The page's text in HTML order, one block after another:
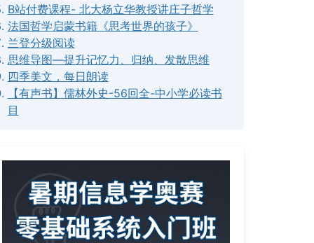
B站付费课程- 北大杨立华教授讲庄子哲学
法国哲学启蒙书籍《思考世界的孩子》
兰登分级阅读
思维导图—提升记忆力、归纳、发散思维
四季美文，每日朗读
【有声书】儒林外史-56回全-中小学必读书
目